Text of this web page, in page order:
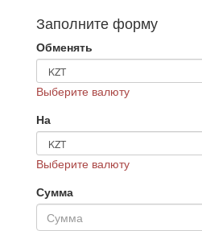
Заполните форму
Обменять
Выберите валюту
На
Выберите валюту
Сумма